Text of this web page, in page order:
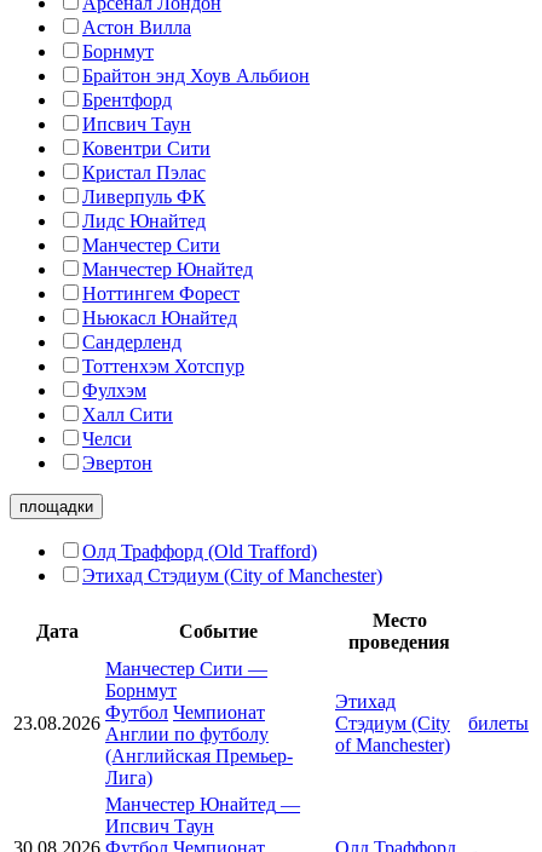
Астон Вилла
Борнмут
Брайтон энд Хоув Альбион
Брентфорд
Ипсвич Таун
Ковентри Сити
Кристал Пэлас
Ливерпуль ФК
Лидс Юнайтед
Манчестер Сити
Манчестер Юнайтед
Ноттингем Форест
Ньюкасл Юнайтед
Сандерленд
Тоттенхэм Хотспур
Фулхэм
Халл Сити
Челси
Эвертон
площадки
Олд Траффорд (Old Trafford)
Этихад Стэдиум (City of Manchester)
Дата Событие
Место
проведения
23.08.2026
Манчестер Сити —
Борнмут
Футбол Чемпионат
Англии по футболу
(Английская Премьер-
Лига)
Этихад
Стэдиум (City
of Manchester)
билеты
30.08.2026
Манчестер Юнайтед —
Ипсвич Таун
Футбол Чемпионат
Олд Траффорд